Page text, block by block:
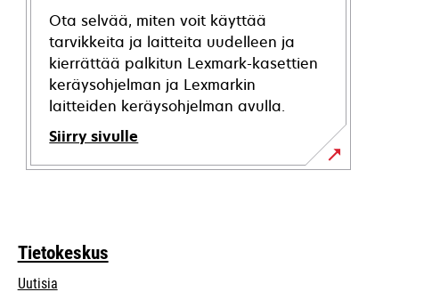
Ota selvää, miten voit käyttää
tarvikkeita ja laitteita uudelleen ja
kierrättää palkitun Lexmark-kasettien
keräysohjelman ja Lexmarkin
laitteiden keräysohjelman avulla.
Siirry sivulle
Tietokeskus
Uutisia